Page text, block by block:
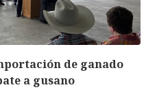
de ganado
a gusano